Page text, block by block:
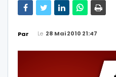
Par Le 28 Mai 2010 21:47